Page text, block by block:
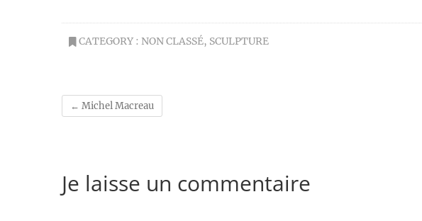
CATEGORY : NON CLASSÉ, SCULPTURE
← Michel Macreau
Je laisse un commentaire